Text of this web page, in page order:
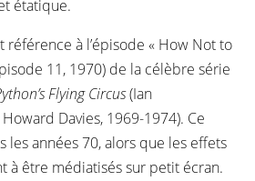
étatique.
à l’épisode « How Not to
11, 1970) de la célèbre série
Flying Circus(Ian
Davies, 1969-1974). Ce
les années 70, alors que les effets
à être médiatisés sur petit écran.